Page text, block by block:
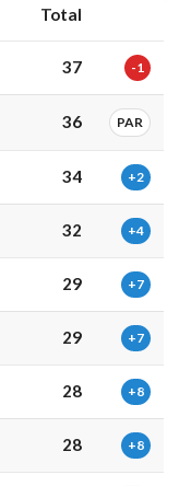
Total
37 -1
36 PAR
34 +2
32 +4
29 +7
29 +7
28 +8
28 +8